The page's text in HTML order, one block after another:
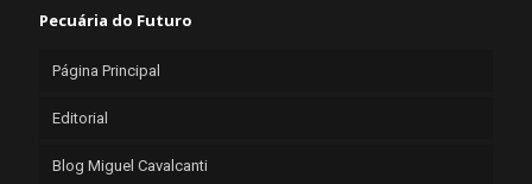
Pecuária do Futuro
Página Principal
Editorial
Blog Miguel Cavalcanti